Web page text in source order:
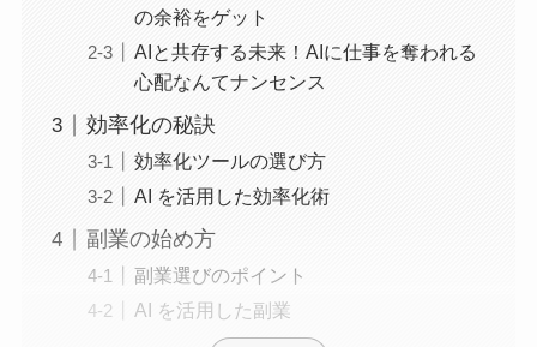
の余裕をゲット
AIと共存する未来！AIに仕事を奪われる
心配なんてナンセンス
効率化の秘訣
効率化ツールの選び方
AI を活用した効率化術
副業の始め方
副業選びのポイント
AI を活用した副業